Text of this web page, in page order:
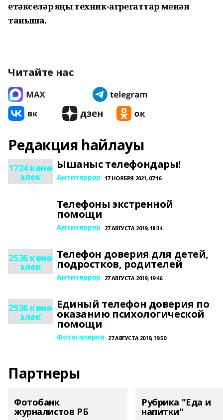
етәкселәр яңы техник-агрегаттар менән
таныша.
Читайте нас
Редакция һайлауы
1724 көнө
элек
Ышаныс телефондары!
Антитеррор 17 НОЯБРЯ 2021, 07:16
Телефоны экстренной
помощи
Антитеррор 27 АВГУСТА 2019, 18:34
2536 көнө
элек
Телефон доверия для детей,
подростков, родителей
Антитеррор 27 АВГУСТА 2019, 19:46
2536 көнө
элек
Единый телефон доверия по
оказанию психологической
помощи
Фотогалерея 27 АВГУСТА 2019, 19:50
Партнеры
Фотобанк
журналистов РБ
Рубрика "Еда и
напитки"